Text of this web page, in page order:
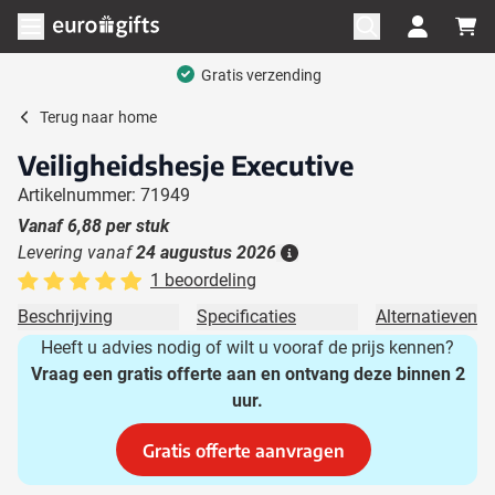
Ga naar de inhoud
Menu openen
Gratis verzending
Terug naar home
Veiligheidshesje Executive
Artikelnummer: 71949
Vanaf6,88 per stuk
Levering vanaf24 augustus 2026
1 beoordeling
Beschrijving
Specificaties
Alternatieven
Heeft u advies nodig of wilt u vooraf de prijs kennen?
Vraag een gratis offerte aan en ontvang deze binnen 2
uur.
Gratis offerte aanvragen